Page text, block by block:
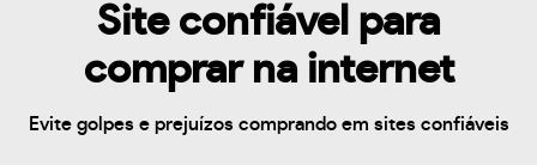
Site confiável para
comprar na internet
Evite golpes e prejuízos comprando em sites confiáveis